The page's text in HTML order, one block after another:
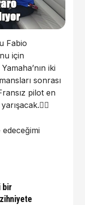
Fabio
için
iki
sonrası
pilot en
edeceğimi
bir